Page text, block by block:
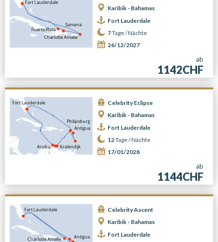
Karibik - Bahamas
Fort Lauderdale
7Tage /Nächte
26/12/2027
ab
1142CHF
Celebrity Eclipse
Karibik - Bahamas
Fort Lauderdale
12Tage /Nächte
17/01/2028
ab
1144CHF
Celebrity Ascent
Karibik - Bahamas
Fort Lauderdale